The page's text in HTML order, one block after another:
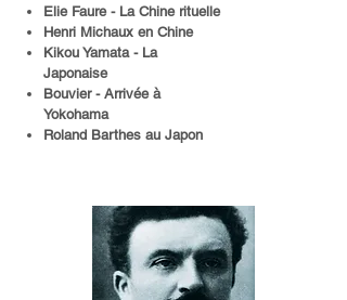
Elie Faure - La Chine rituelle
Henri Michaux en Chine
Kikou Yamata - La
Japonaise
Bouvier - Arrivée à
Yokohama
Roland Barthes au Japon